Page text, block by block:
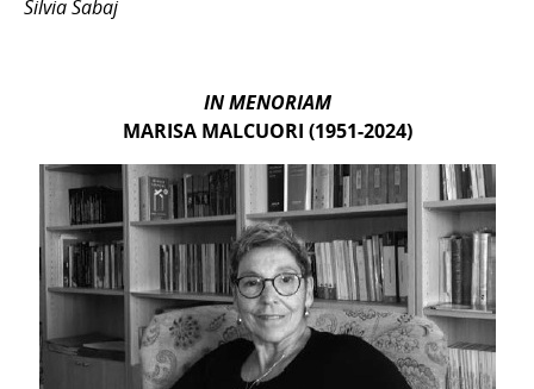
Silvia Sabaj
IN MENORIAM
MARISA MALCUORI (1951-2024)